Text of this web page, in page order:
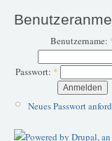
Benutzername:
Passwort: *
Neues Passwort